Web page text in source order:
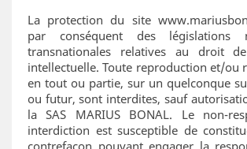
La protection du site
par conséquent des législations
transnationales relatives au droit
intellectuelle. Toute reproduction et/ou
en tout ou partie, sur un quelconque
ou futur, sont interdites, sauf
la SAS MARIUS BONAL. Le non-
interdiction est susceptible de
contrefaçon pouvant engager la